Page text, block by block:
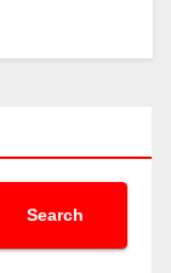
Search